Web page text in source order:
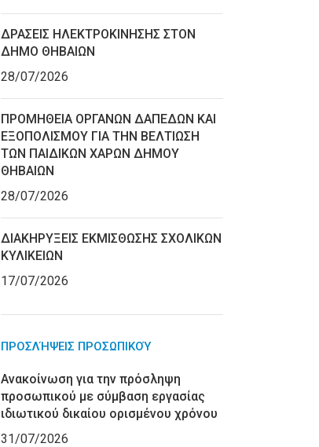
ΔΡΑΣΕΙΣ ΗΛΕΚΤΡΟΚΙΝΗΣΗΣ ΣΤΟΝ
ΔΗΜΟ ΘΗΒΑΙΩΝ
28/07/2026
ΠΡΟΜΗΘΕΙΑ ΟΡΓΑΝΩΝ ΔΑΠΕΔΩΝ ΚΑΙ
ΕΞΟΠΟΛΙΣΜΟΥ ΓΙΑ ΤΗΝ ΒΕΛΤΙΩΣΗ
ΤΩΝ ΠΑΙΔΙΚΩΝ ΧΑΡΩΝ ΔΗΜΟΥ
ΘΗΒΑΙΩΝ
28/07/2026
ΔΙΑΚΗΡΥΞΕΙΣ ΕΚΜΙΣΘΩΣΗΣ ΣΧΟΛΙΚΩΝ
ΚΥΛΙΚΕΙΩΝ
17/07/2026
ΠΡΟΣΛΉΨΕΙΣ ΠΡΟΣΩΠΙΚΟΎ
Ανακοίνωση για την πρόσληψη
προσωπικού με σύμβαση εργασίας
ιδιωτικού δικαίου ορισμένου χρόνου
31/07/2026